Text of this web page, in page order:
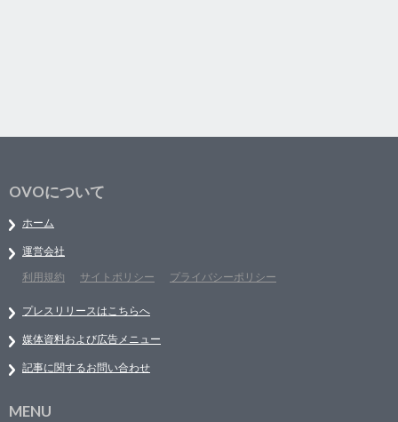
OVOについて
ホーム
運営会社
利用規約
サイトポリシー プライバシーポリシー
プレスリリースはこちらへ
媒体資料および広告メニュー
記事に関するお問い合わせ
MENU